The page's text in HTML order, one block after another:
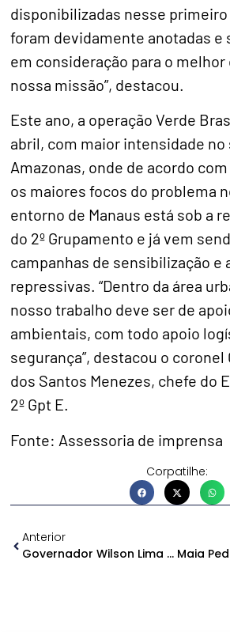
disponibilizadas nesse primeiro
foram devidamente anotadas e
em consideração para o
nossa missão”, destacou.
Este ano, a operação Verde
abril, com maior intensidade no
Amazonas, onde de acordo com
os maiores focos do problema
entorno de Manaus está sob a
do 2º Grupamento e já vem
campanhas de sensibilização e
repressivas. “Dentro da área
nosso trabalho deve ser de
ambientais, com todo apoio
segurança”, destacou o
dos Santos Menezes, chefe do
2º Gpt E.
Fonte: Assessoria de imprensa
Corpatilhe:
Anterior
Governador Wilson Lima Anuncia Novos Investimentos No Sistema Viário De Tabatinga